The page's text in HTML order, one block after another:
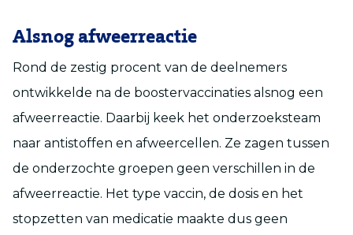
Alsnog afweerreactie
Rond de zestig procent van de deelnemers
ontwikkelde na de boostervaccinaties alsnog een
afweerreactie. Daarbij keek het onderzoeksteam
naar antistoffen en afweercellen. Ze zagen tussen
de onderzochte groepen geen verschillen in de
afweerreactie. Het type vaccin, de dosis en het
stopzetten van medicatie maakte dus geen